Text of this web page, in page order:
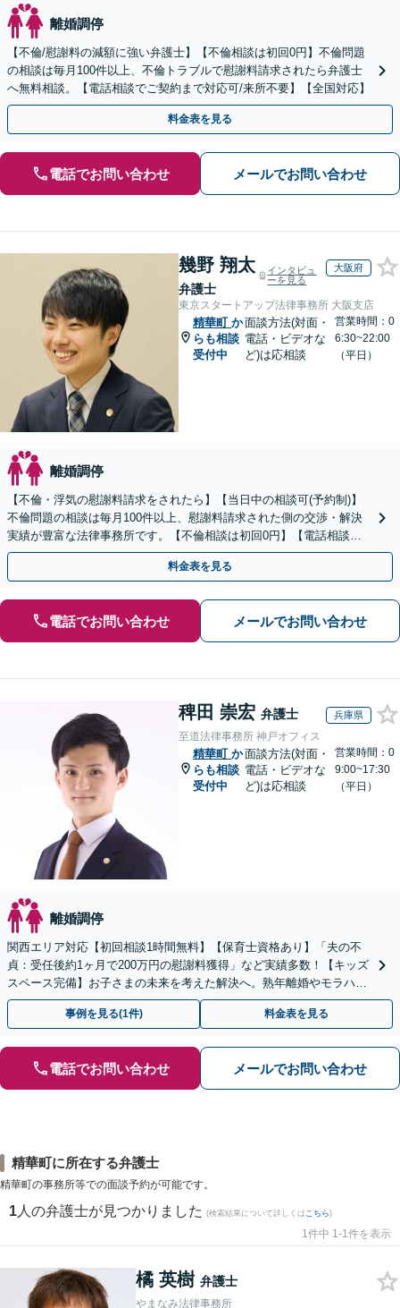
離婚調停
【不倫/慰謝料の減額に強い弁護士】【不倫相談は初回0円】不倫問題
の相談は毎月100件以上、不倫トラブルで慰謝料請求されたら弁護士
へ無料相談。【電話相談でご契約まで対応可/来所不要】【全国対応】
料金表を見る
電話でお問い合わせ メールでお問い合わせ
幾野 翔太
弁護士
インタビュ
ーを見る
大阪府
東京スタートアップ法律事務所 大阪支店
精華町 か
らも相談
受付中
面談方法(対面・
電話・ビデオな
ど)は応相談
営業時間：0
6:30~22:00
（平日）
離婚調停
【不倫・浮気の慰謝料請求をされたら】【当日中の相談可(予約制)】
不倫問題の相談は毎月100件以上、慰謝料請求された側の交渉・解決
実績が豊富な法律事務所です。【不倫相談は初回0円】【電話相談で
ご契約まで対応可/来所不要】
料金表を見る
電話でお問い合わせ メールでお問い合わせ
稗田 崇宏 弁護士 兵庫県
至道法律事務所 神戸オフィス
精華町 か
らも相談
受付中
面談方法(対面・
電話・ビデオな
ど)は応相談
営業時間：0
9:00~17:30
（平日）
離婚調停
関西エリア対応【初回相談1時間無料】【保育士資格あり】「夫の不
貞：受任後約1ヶ月で200万円の慰謝料獲得」など実績多数！【キッズ
スペース完備】お子さまの未来を考えた解決へ。熟年離婚やモラハラ
のご相談多数【Web面談・電話相談・夜間相談OK】
事例を見る(1件) 料金表を見る
電話でお問い合わせ メールでお問い合わせ
精華町に所在する弁護士
精華町の事務所等での面談予約が可能です。
1 人の弁護士が見つかりました (検索結果について詳しくは こちら)
1件中 1-1件を表示
橘 英樹 弁護士
やまなみ法律事務所